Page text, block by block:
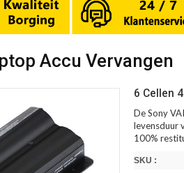
Accu Vervangen
6 Cellen
De Sony
levensduur
100%
SKU :